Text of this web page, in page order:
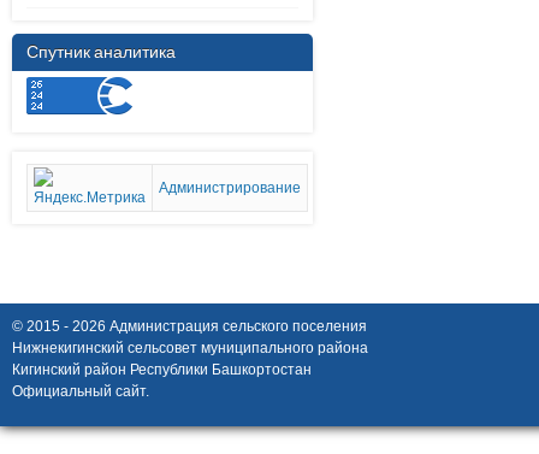
Спутник аналитика
Администрирование
© 2015 - 2026 Администрация сельского поселения
Нижнекигинский сельсовет муниципального района
Кигинский район Республики Башкортостан
Официальный сайт.